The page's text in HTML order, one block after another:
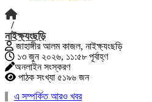
/
নাইক্ষ্যংছড়ি
জাহাঙ্গীর আলম কাজল, নাইক্ষ্যংছড়ি
১৩ জুন ২০২৬, ১১:৫৮ পূর্বাহ্ণ
অনলাইন সংস্করণ
পাঠক সংখ্যা ৫১৯৬ জন
এ সম্পর্কিত আরও খবর